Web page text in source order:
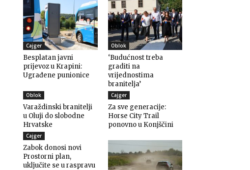
Cajger
Besplatan javni
prijevoz u Krapini:
Ugrađene punionice
Oblok
‘Budućnost treba
graditi na
vrijednostima
branitelja’
Oblok
Varaždinski branitelji
u Oluji do slobodne
Hrvatske
Cajger
Za sve generacije:
Horse City Trail
ponovno u Konjščini
Cajger
Zabok donosi novi
Prostorni plan,
uključite se u raspravu